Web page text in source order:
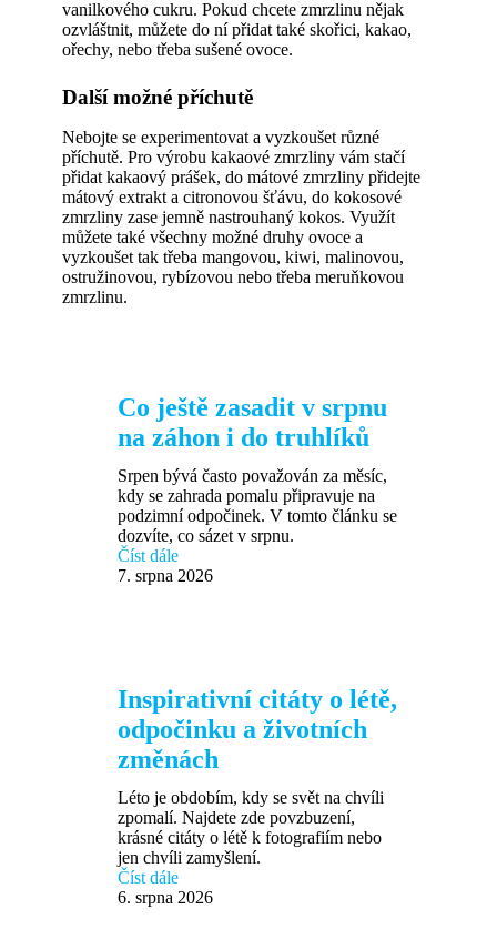
vanilkového cukru. Pokud chcete zmrzlinu nějak
ozvláštnit, můžete do ní přidat také skořici, kakao,
ořechy, nebo třeba sušené ovoce.
Další možné příchutě
Nebojte se experimentovat a vyzkoušet různé
příchutě. Pro výrobu kakaové zmrzliny vám stačí
přidat kakaový prášek, do mátové zmrzliny přidejte
mátový extrakt a citronovou šťávu, do kokosové
zmrzliny zase jemně nastrouhaný kokos. Využít
můžete také všechny možné druhy ovoce a
vyzkoušet tak třeba mangovou, kiwi, malinovou,
ostružinovou, rybízovou nebo třeba meruňkovou
zmrzlinu.
Co ještě zasadit v srpnu
na záhon i do truhlíků
Srpen bývá často považován za měsíc,
kdy se zahrada pomalu připravuje na
podzimní odpočinek. V tomto článku se
dozvíte, co sázet v srpnu.
Číst dále
7. srpna 2026
Inspirativní citáty o létě,
odpočinku a životních
změnách
Léto je obdobím, kdy se svět na chvíli
zpomalí. Najdete zde povzbuzení,
krásné citáty o létě k fotografiím nebo
jen chvíli zamyšlení.
Číst dále
6. srpna 2026